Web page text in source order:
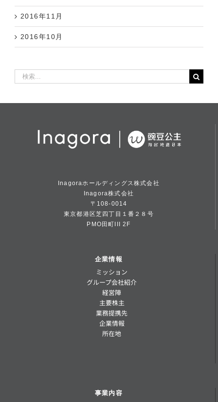
2016年11月
2016年10月
索
Inagoraホールディングス株式会社
Inagora株式会社
〒108-0014
東京都港区芝四丁目１番２８号
PMO田町III 2F
企業情報
ミッション
グループ会社紹介
経営陣
主要株主
業務提携先
企業情報
所在地
事業内容